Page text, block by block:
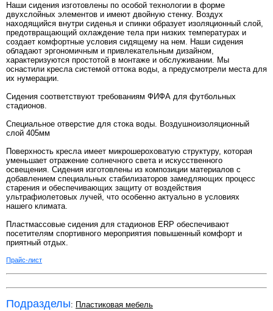
Наши сидения изготовлены по особой технологии в форме
двухслойных элементов и имеют двойную стенку. Воздух
находящийся внутри сиденья и спинки образует изоляционный слой,
предотвращающий охлаждение тела при низких температурах и
создает комфортные условия сидящему на нем. Наши сидения
обладают эргономичным и привлекательным дизайном,
характеризуются простотой в монтаже и обслуживании. Мы
оснастили кресла системой оттока воды, а предусмотрели места для
их нумерации.
Сидения соответствуют требованиям ФИФА для футбольных
стадионов.
Специальное отверстие для стока воды. Воздушноизоляционный
слой 405мм
Поверхность кресла имеет микрошероховатую структуру, которая
уменьшает отражение солнечного света и искусственного
освещения. Сидения изготовлены из композиции материалов с
добавлением специальных стабилизаторов замедляющих процесс
старения и обеспечивающих защиту от воздействия
ультрафиолетовых лучей, что особенно актуально в условиях
нашего климата.
Пластмассовые сидения для стадионов ERP обеспечивают
посетителям спортивного мероприятия повышенный комфорт и
приятный отдых.
Прайс-лист
Подразделы: Пластиковая мебель